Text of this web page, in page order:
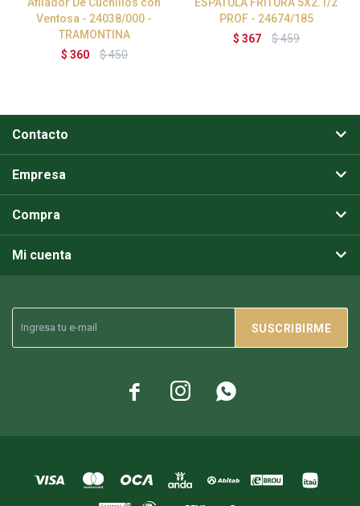
Ventosa - 24038/000 -
TRAMONTINA
$ 360 $450
PROF - 24674/185
$ 367 $459
SUSCRIBIRME
  
Contacto
Empresa
Compra
Mi cuenta